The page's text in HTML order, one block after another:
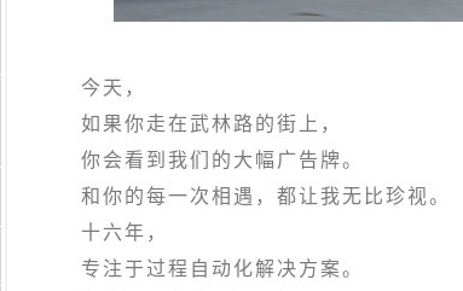
今天，
如果你走在武林路的街上，
你会看到我们的大幅广告牌。
和你的每一次相遇，都让我无比珍视。
十六年，
专注于过程自动化解决方案。